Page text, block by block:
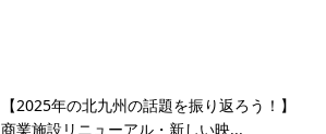
【2025年の北九州の話題を振り返ろう！】
商業施設リニューアル・新しい映...